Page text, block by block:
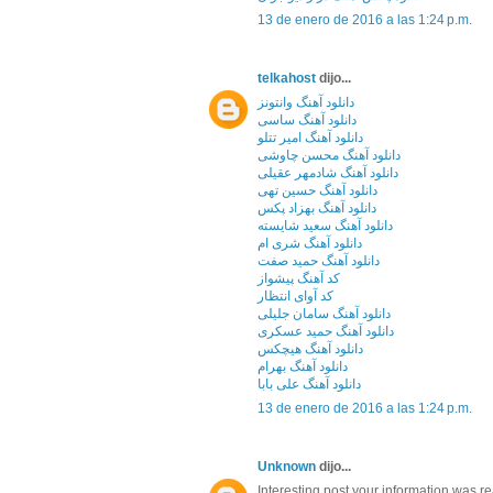
13 de enero de 2016 a las 1:24 p.m.
telkahost dijo...
دانلود آهنگ وانتونز
دانلود آهنگ ساسی
دانلود آهنگ امیر تتلو
دانلود آهنگ محسن چاوشی
دانلود آهنگ شادمهر عقیلی
دانلود آهنگ حسین تهی
دانلود آهنگ بهزاد پکس
دانلود آهنگ سعید شایسته
دانلود آهنگ شری ام
دانلود آهنگ حمید صفت
کد آهنگ پیشواز
کد آوای انتظار
دانلود آهنگ سامان جلیلی
دانلود آهنگ حمید عسکری
دانلود آهنگ هیچکس
دانلود آهنگ بهرام
دانلود آهنگ علی بابا
13 de enero de 2016 a las 1:24 p.m.
Unknown dijo...